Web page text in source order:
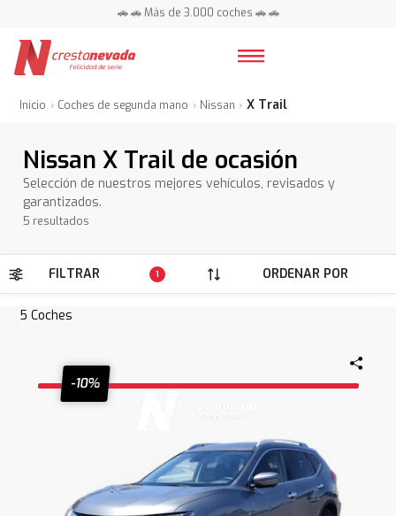
🚗 🚗 Más de 3.000 coches 🚗 🚗
Inicio Coches de segunda mano Nissan X Trail
Nissan X Trail de ocasión
Selección de nuestros mejores vehículos, revisados y
garantizados.
5 resultados
FILTRAR 1 ORDENAR POR
5 Coches
-10%